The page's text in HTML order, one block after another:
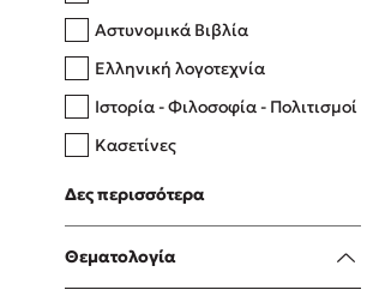
Δανάη Δεληγεώργη
Πάνω, κάτω, μπροστά, πίσω
Η μέθοδος Αφήστε τους
Αστυνομικά Βιβλία
Ελληνική λογοτεχνία
Ιστορία - Φιλοσοφία - Πολιτισμοί
Κασετίνες
Λευκώματα - Έγχρωμοι οδηγοί
Μαγειρική
Δες περισσότερα
Θεματολογία